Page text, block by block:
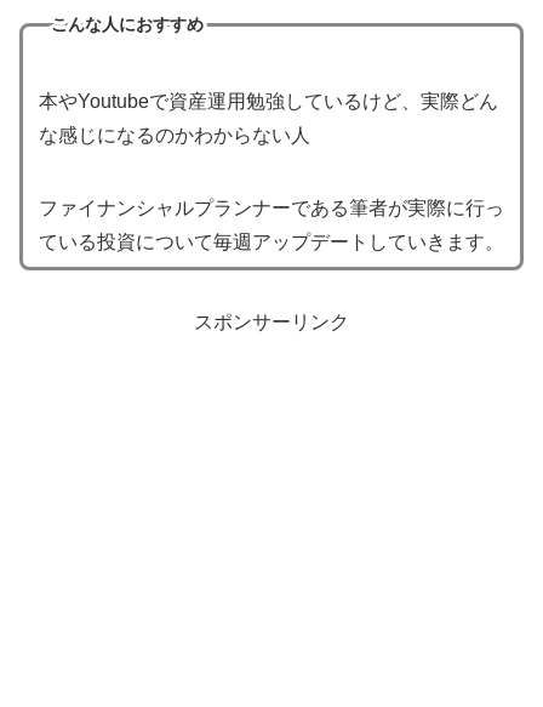
こんな人におすすめ
本やYoutubeで資産運用勉強しているけど、実際どん
な感じになるのかわからない人
ファイナンシャルプランナーである筆者が実際に行っ
ている投資について毎週アップデートしていきます。
スポンサーリンク